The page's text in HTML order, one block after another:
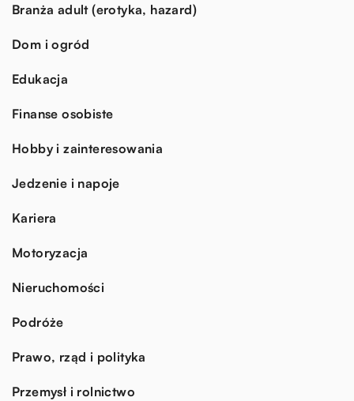
Branża adult (erotyka, hazard)
Dom i ogród
Edukacja
Finanse osobiste
Hobby i zainteresowania
Jedzenie i napoje
Kariera
Motoryzacja
Nieruchomości
Podróże
Prawo, rząd i polityka
Przemysł i rolnictwo